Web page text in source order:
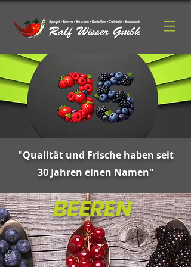
"Qualität und Frische haben seit
30 Jahren einen Namen"
BEEREN